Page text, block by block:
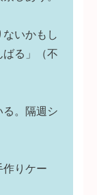
いかもし
る」（不
。隔週シ
りケー